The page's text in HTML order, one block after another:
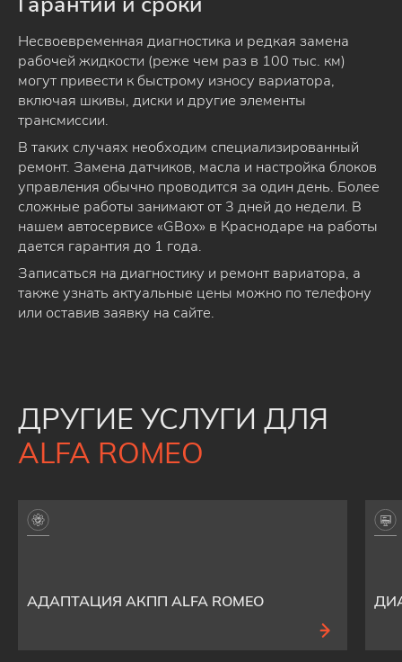
Несвоевременная диагностика и редкая замена
рабочей жидкости (реже чем раз в 100 тыс. км)
могут привести к быстрому износу вариатора,
включая шкивы, диски и другие элементы
трансмиссии.
В таких случаях необходим специализированный
ремонт. Замена датчиков, масла и настройка блоков
управления обычно проводится за один день. Более
сложные работы занимают от 3 дней до недели. В
нашем автосервисе «GBox» в Краснодаре на работы
дается гарантия до 1 года.
Записаться на диагностику и ремонт вариатора, а
также узнать актуальные цены можно по телефону
или оставив заявку на сайте.
ДРУГИЕ УСЛУГИ ДЛЯ
ALFA ROMEO
АДАПТАЦИЯ АКПП ALFA ROMEO